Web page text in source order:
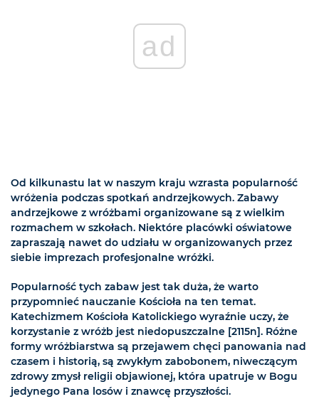
ad
Od kilkunastu lat w naszym kraju wzrasta popularność
wróżenia podczas spotkań andrzejkowych. Zabawy
andrzejkowe z wróżbami organizowane są z wielkim
rozmachem w szkołach. Niektóre placówki oświatowe
zapraszają nawet do udziału w organizowanych przez
siebie imprezach profesjonalne wróżki.
Popularność tych zabaw jest tak duża, że warto
przypomnieć nauczanie Kościoła na ten temat.
Katechizmem Kościoła Katolickiego wyraźnie uczy, że
korzystanie z wróżb jest niedopuszczalne [2115n]. Różne
formy wróżbiarstwa są przejawem chęci panowania nad
czasem i historią, są zwykłym zabobonem, niweczącym
zdrowy zmysł religii objawionej, która upatruje w Bogu
jedynego Pana losów i znawcę przyszłości.